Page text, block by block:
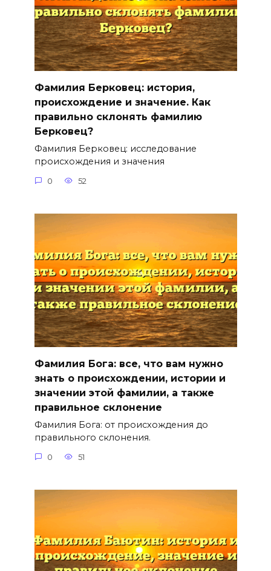
Фамилия Берковец: история,
происхождение и значение. Как
правильно склонять фамилию
Берковец?
Фамилия Берковец: исследование
происхождения и значения
0 52
Фамилия Бога: все, что вам нужно
знать о происхождении, истории и
значении этой фамилии, а также
правильное склонение
Фамилия Бога: от происхождения до
правильного склонения.
0 51